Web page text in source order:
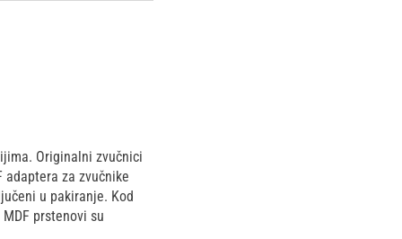
Originalni zvučnici
za zvučnike
u pakiranje. Kod
MDF prstenovi su